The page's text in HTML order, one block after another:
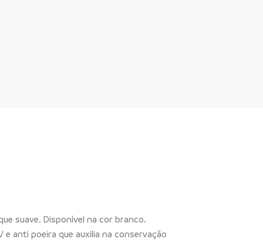
suave. Disponível na cor branco.
anti poeira que auxilia na conservação